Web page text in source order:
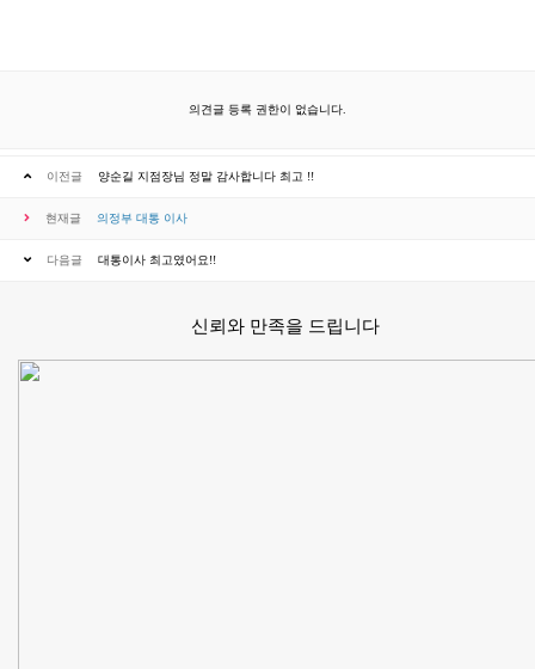
의견글 등록 권한이 없습니다.
이전글 양순길 지점장님 정말 감사합니다 최고 !!
현재글 의정부 대통 이사
다음글 대통이사 최고였어요!!
신뢰와 만족을 드립니다